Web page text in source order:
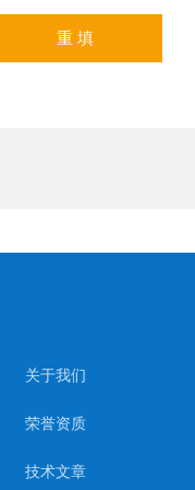
关于我们
荣誉资质
技术文章